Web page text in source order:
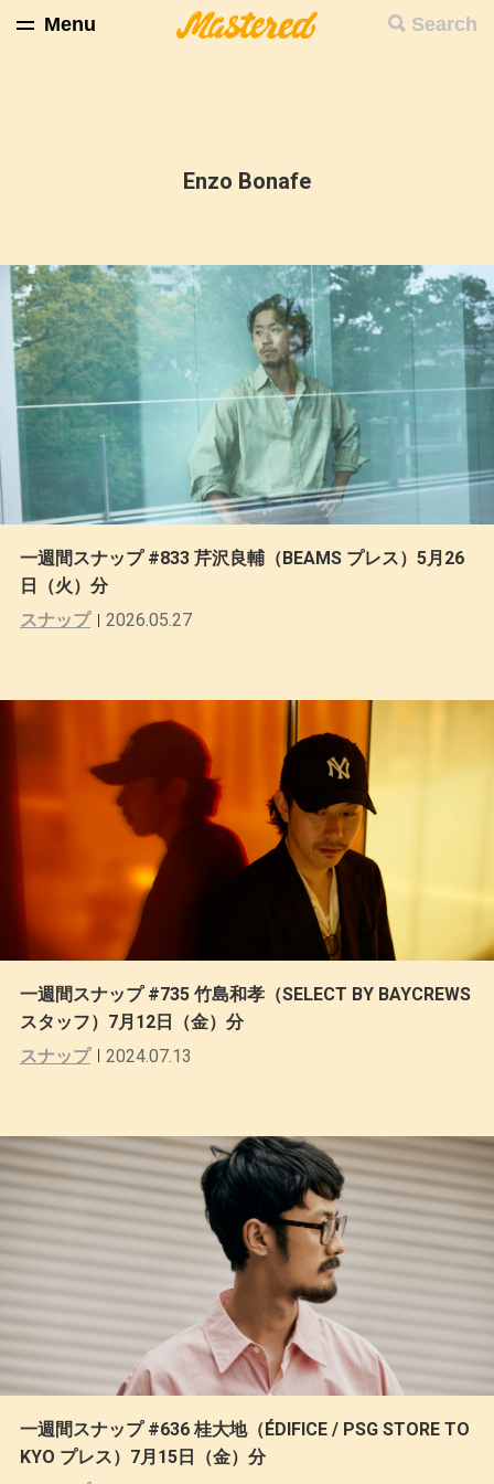
Search
Menu
Enzo Bonafe
一週間スナップ #833 芹沢良輔（BEAMS プレス）5月26
日（火）分
スナップ
2026.05.27
一週間スナップ #735 竹島和孝（SELECT BY BAYCREWS
スタッフ）7月12日（金）分
スナップ
2024.07.13
一週間スナップ #636 桂大地（ÉDIFICE / PSG STORE TO
KYO プレス）7月15日（金）分